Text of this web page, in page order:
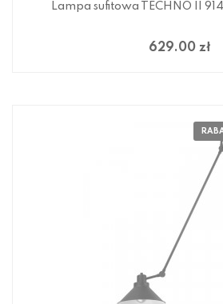
Lampa sufitowa TECHNO II
629.00 zł